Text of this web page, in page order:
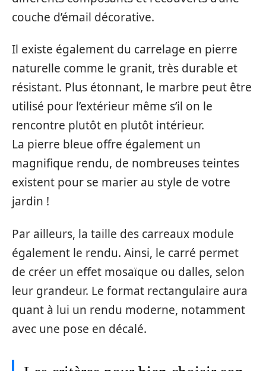
couche d’émail décorative.
Il existe également du carrelage en pierre
naturelle comme le granit, très durable et
résistant. Plus étonnant, le marbre peut être
utilisé pour l’extérieur même s’il on le
rencontre plutôt en plutôt intérieur.
La pierre bleue offre également un
magnifique rendu, de nombreuses teintes
existent pour se marier au style de votre
jardin !
Par ailleurs, la taille des carreaux module
également le rendu. Ainsi, le carré permet
de créer un effet mosaïque ou dalles, selon
leur grandeur. Le format rectangulaire aura
quant à lui un rendu moderne, notamment
avec une pose en décalé.